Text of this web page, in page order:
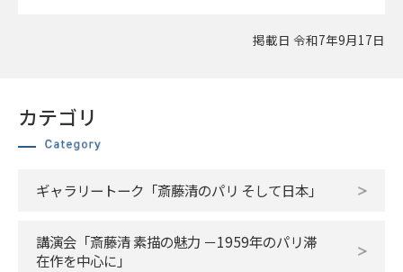
掲載日 令和7年9月17日
カテゴリ
ギャラリートーク「斎藤清のパリ そして日本」
講演会「斎藤清 素描の魅力 －1959年のパリ滞
在作を中心に」